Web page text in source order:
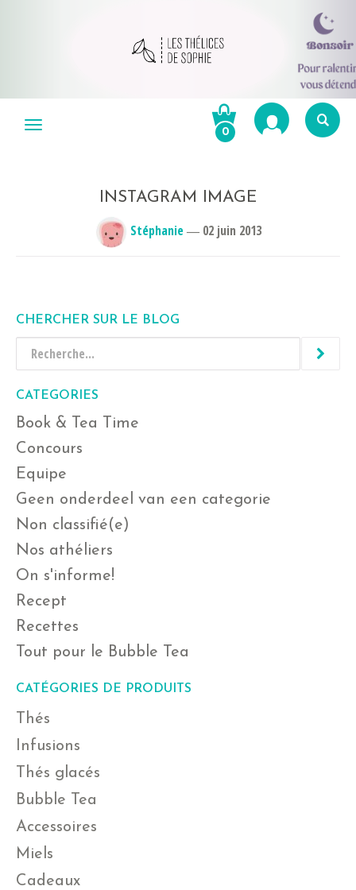
Menu 0
INSTAGRAM IMAGE
Stéphanie― 02 juin 2013
CHERCHER SUR LE BLOG
CATEGORIES
Book & Tea Time
Concours
Equipe
Geen onderdeel van een categorie
Non classifié(e)
Nos athéliers
On s'informe!
Recept
Recettes
Tout pour le Bubble Tea
CATÉGORIES DE PRODUITS
Thés
Infusions
Thés glacés
Bubble Tea
Accessoires
Miels
Cadeaux